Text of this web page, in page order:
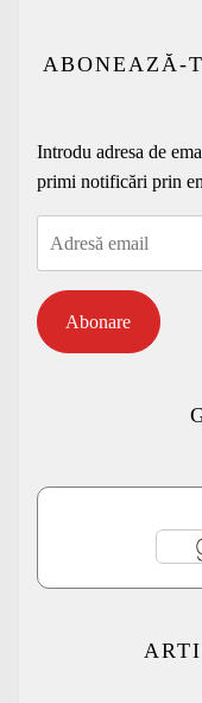
ABONEAZĂ-
Introdu adresa de
primi notificări prin
Abonare